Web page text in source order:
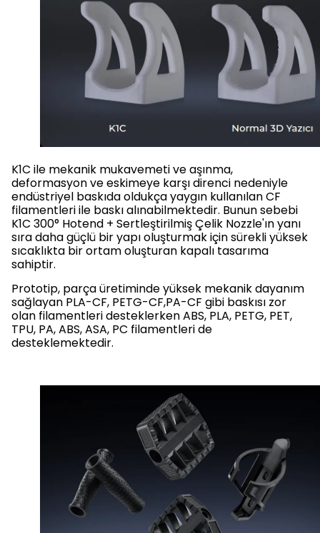
K1C ile mekanik mukavemeti ve aşınma,
deformasyon ve eskimeye karşı direnci nedeniyle
endüstriyel baskıda oldukça yaygın kullanılan CF
filamentleri ile baskı alınabilmektedir. Bunun sebebi
K1C 300° Hotend + Sertleştirilmiş Çelik Nozzle'ın yanı
sıra daha güçlü bir yapı oluşturmak için sürekli yüksek
sıcaklıkta bir ortam oluşturan kapalı tasarıma
sahiptir.
Prototip, parça üretiminde yüksek mekanik dayanım
sağlayan PLA-CF, PETG-CF,PA-CF gibi baskısı zor
olan filamentleri desteklerken ABS, PLA, PETG, PET,
TPU, PA, ABS, ASA, PC filamentleri de
desteklemektedir.